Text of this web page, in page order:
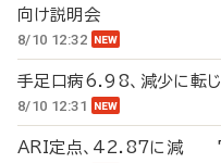
向け説明会
8/10 12:32
手足口病6.98、減少に
8/10 12:31
ARI定点、42.87に減